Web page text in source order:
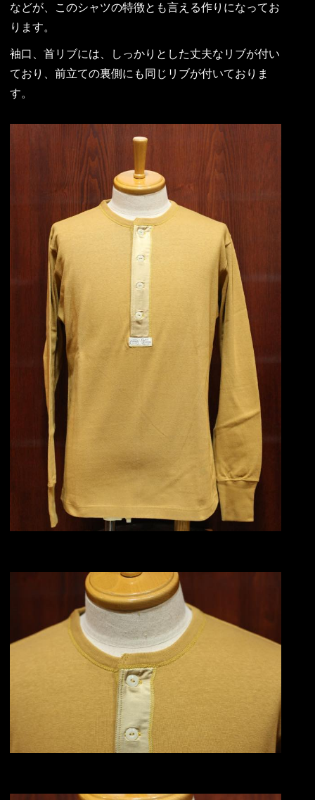
などが、このシャツの特徴とも言える作りになってお
ります。
袖口、首リブには、しっかりとした丈夫なリブが付い
ており、前立ての裏側にも同じリブが付いておりま
す。